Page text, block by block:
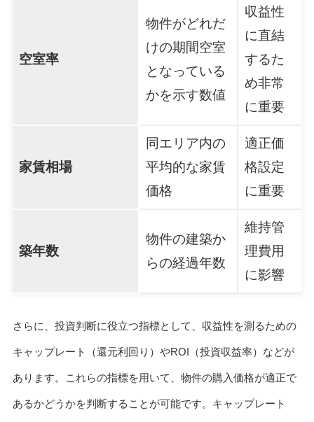
空室率
物件がどれだ
けの期間空室
となっている
かを示す数値
収益性
に直結
するた
め非常
に重要
家賃相場
同エリア内の
平均的な家賃
価格
適正価
格設定
に重要
築年数
物件の建築か
らの経過年数
維持管
理費用
に影響
さらに、投資判断に役立つ指標として、収益性を測るための
キャップレート（還元利回り）やROI（投資収益率）などが
あります。これらの指標を用いて、物件の購入価格が適正で
あるかどうかを判断することが可能です。キャップレート